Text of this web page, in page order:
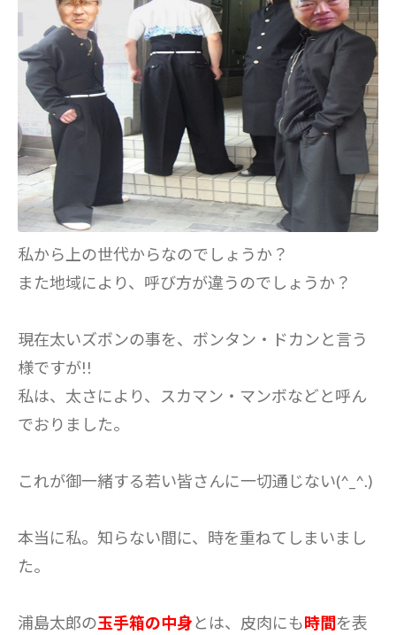
私から上の世代からなのでしょうか？
また地域により、呼び方が違うのでしょうか？
現在太いズボンの事を、ボンタン・ドカンと言う
様ですが!!
私は、太さにより、スカマン・マンボなどと呼ん
でおりました。
これが御一緒する若い皆さんに一切通じない(^_^.)
本当に私。知らない間に、時を重ねてしまいまし
た。
浦島太郎の玉手箱の中身とは、皮肉にも時間を表